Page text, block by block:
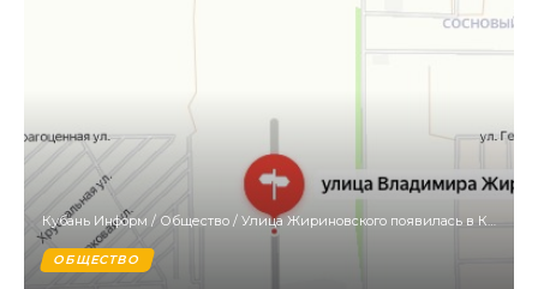
Кубань Информ / Общество / Улица Жириновского появилась в Краснодаре
ОБЩЕСТВО